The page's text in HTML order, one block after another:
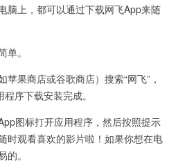
上，都可以通过下载网飞App来随
。
果商店或谷歌商店）搜索“网飞”，
序下载安装完成。
图标打开应用程序，然后按照提示
时观看喜欢的影片啦！如果你想在电
。